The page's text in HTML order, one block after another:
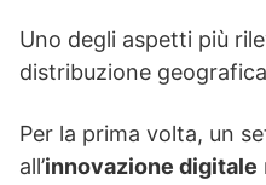
Uno degli aspetti più
distribuzione
Per la prima volta, un
all’innovazione digitale